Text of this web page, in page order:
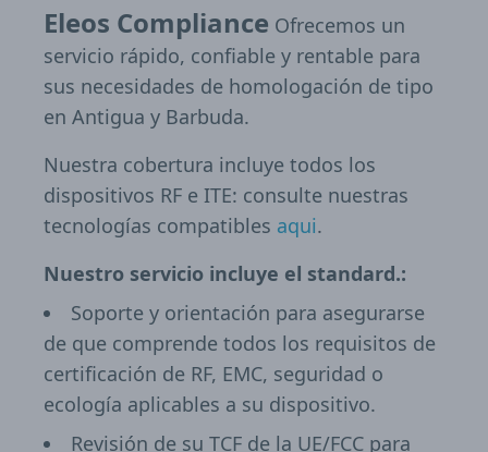
Eleos Compliance Ofrecemos un
servicio rápido, confiable y rentable para
sus necesidades de homologación de tipo
en Antigua y Barbuda.
Nuestra cobertura incluye todos los
dispositivos RF e ITE: consulte nuestras
tecnologías compatibles aqui.
Nuestro servicio incluye el standard.:
Soporte y orientación para asegurarse
de que comprende todos los requisitos de
certificación de RF, EMC, seguridad o
ecología aplicables a su dispositivo.
Revisión de su TCF de la UE/FCC para